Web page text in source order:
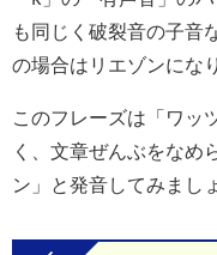
も同じく破裂音の子音
の場合はリエゾンにな
このフレーズは「ワ
く、文章ぜんぶをなめ
ン」と発音してみまし